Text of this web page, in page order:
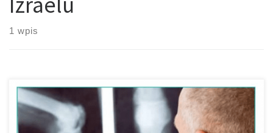
1 wpis
Izraelscy naukowcy nadal są na prowadzącej pozycji jeśli chodzi o